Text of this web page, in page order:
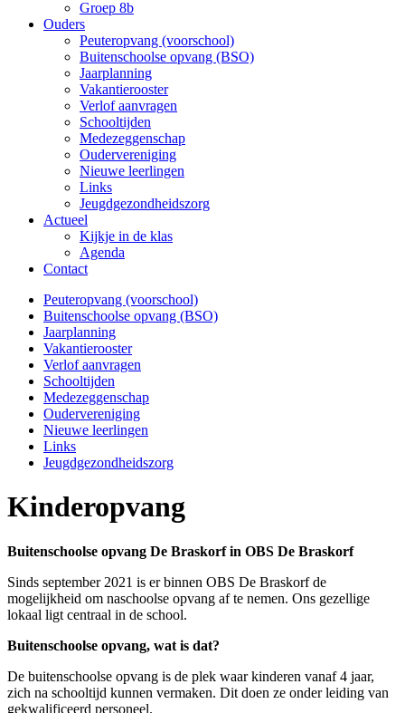
Groep 8b
Ouders
Peuteropvang (voorschool)
Buitenschoolse opvang (BSO)
Jaarplanning
Vakantierooster
Verlof aanvragen
Schooltijden
Medezeggenschap
Oudervereniging
Nieuwe leerlingen
Links
Jeugdgezondheidszorg
Actueel
Kijkje in de klas
Agenda
Contact
Peuteropvang (voorschool)
Buitenschoolse opvang (BSO)
Jaarplanning
Vakantierooster
Verlof aanvragen
Schooltijden
Medezeggenschap
Oudervereniging
Nieuwe leerlingen
Links
Jeugdgezondheidszorg
Kinderopvang
Buitenschoolse opvang De Braskorf in OBS De Braskorf
Sinds september 2021 is er binnen OBS De Braskorf de
mogelijkheid om naschoolse opvang af te nemen. Ons gezellige
lokaal ligt centraal in de school.
Buitenschoolse opvang, wat is dat?
De buitenschoolse opvang is de plek waar kinderen vanaf 4 jaar,
zich na schooltijd kunnen vermaken. Dit doen ze onder leiding van
gekwalificeerd personeel.